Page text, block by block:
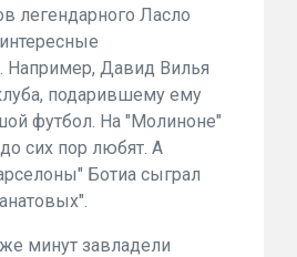
легендарного Ласло
Например, Давид Вилья
подарившему ему
футбол. На "Молиноне"
сих пор любят. А
Ботиа сыграл
минут завладели